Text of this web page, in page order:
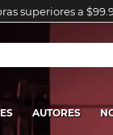
superiores a
AUTORES